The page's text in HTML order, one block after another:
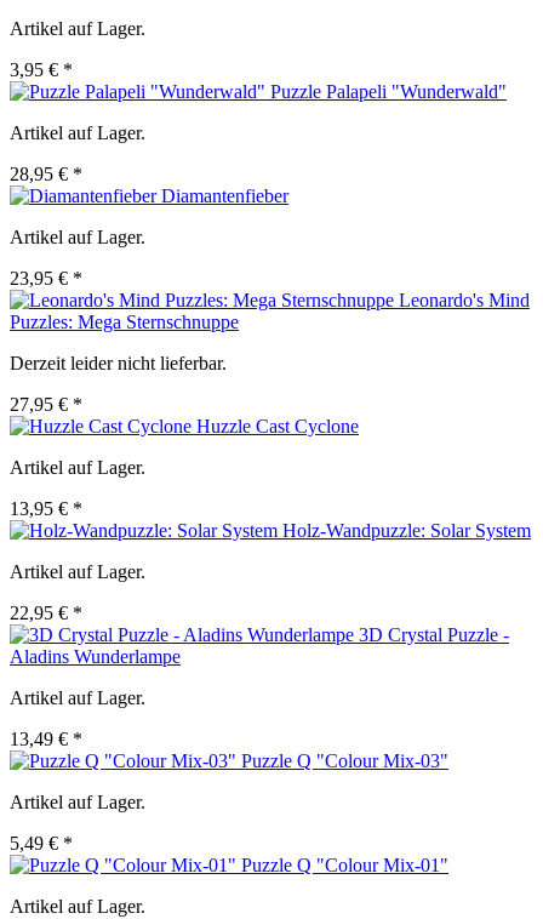
Artikel auf Lager.
3,95 € *
Puzzle Palapeli "Wunderwald"
Artikel auf Lager.
28,95 € *
Diamantenfieber
Artikel auf Lager.
23,95 € *
Leonardo's Mind
Puzzles: Mega Sternschnuppe
Derzeit leider nicht lieferbar.
27,95 € *
Huzzle Cast Cyclone
Artikel auf Lager.
13,95 € *
Holz-Wandpuzzle: Solar System
Artikel auf Lager.
22,95 € *
3D Crystal Puzzle -
Aladins Wunderlampe
Artikel auf Lager.
13,49 € *
Puzzle Q "Colour Mix-03"
Artikel auf Lager.
5,49 € *
Puzzle Q "Colour Mix-01"
Artikel auf Lager.